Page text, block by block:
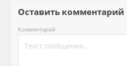
Оставить комментарий
Комментарий